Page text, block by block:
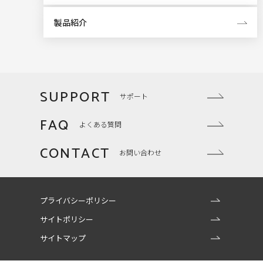
製品紹介
SUPPORT サポート
FAQ よくある質問
CONTACT お問い合わせ
プライバシーポリシー
サイトポリシー
サイトマップ